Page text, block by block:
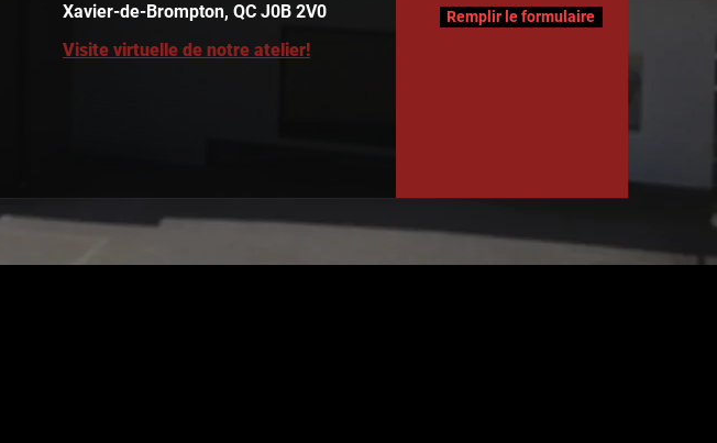
Xavier-de-Brompton, QC J0B 2V0
Visite virtuelle de notre atelier!
Remplir le formulaire